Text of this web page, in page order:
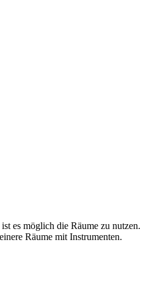
es möglich die Räume zu nutzen.
Räume mit Instrumenten.